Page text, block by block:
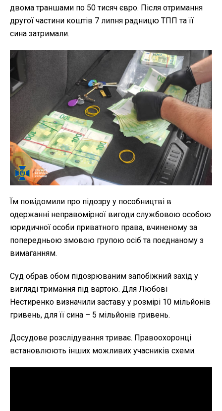
двома траншами по 50 тисяч євро. Після отримання
другої частини коштів 7 липня радницю ТПП та її
сина затримали.
Їм повідомили про підозру у пособництві в
одержанні неправомірної вигоди службовою особою
юридичної особи приватного права, вчиненому за
попередньою змовою групою осіб та поєднаному з
вимаганням.
Суд обрав обом підозрюваним запобіжний захід у
вигляді тримання під вартою. Для Любові
Нестиренко визначили заставу у розмірі 10 мільйонів
гривень, для її сина – 5 мільйонів гривень.
Досудове розслідування триває. Правоохоронці
встановлюють інших можливих учасників схеми.